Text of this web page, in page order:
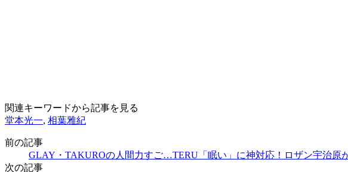
関連キーワードから記事を見る
堂本光一, 相葉雅紀
前の記事
GLAY・TAKUROの人間力すご…TERU「眠い」に神対応！ロザン宇治原
次の記事